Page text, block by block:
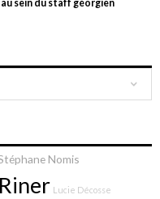
sein du staff géorgien
Nomis
Lucie Décosse